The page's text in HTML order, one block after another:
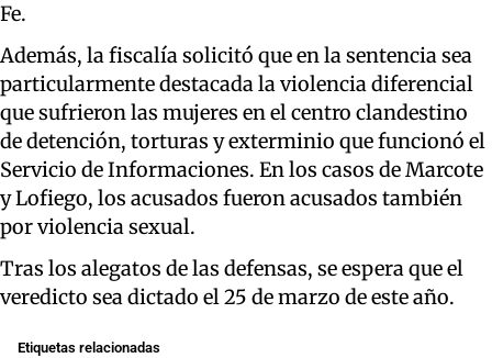
Fe.
Además, la fiscalía solicitó que en la sentencia sea
particularmente destacada la violencia diferencial
que sufrieron las mujeres en el centro clandestino
de detención, torturas y exterminio que funcionó el
Servicio de Informaciones. En los casos de Marcote
y Lofiego, los acusados fueron acusados también
por violencia sexual.
Tras los alegatos de las defensas, se espera que el
veredicto sea dictado el 25 de marzo de este año.
Etiquetas relacionadas